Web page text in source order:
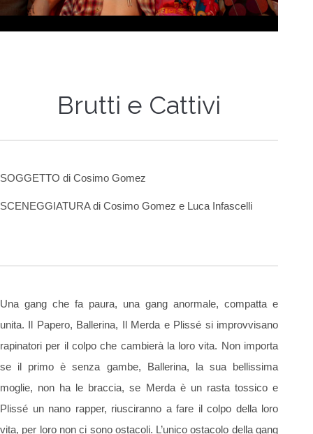
Brutti e Cattivi
SOGGETTO di Cosimo Gomez
SCENEGGIATURA di Cosimo Gomez e Luca Infascelli
Una gang che fa paura, una gang anormale, compatta e
unita. Il Papero, Ballerina, Il Merda e Plissé si improvvisano
rapinatori per il colpo che cambierà la loro vita. Non importa
se il primo è senza gambe, Ballerina, la sua bellissima
moglie, non ha le braccia, se Merda è un rasta tossico e
Plissé un nano rapper, riusciranno a fare il colpo della loro
vita, per loro non ci sono ostacoli. L’unico ostacolo della gang